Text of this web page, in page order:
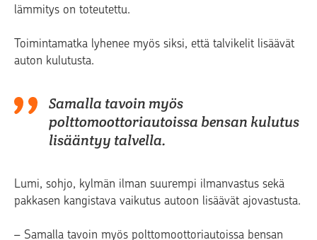
lämmitys on toteutettu.
Toimintamatka lyhenee myös siksi, että talvikelit lisäävät
auton kulutusta.
Samalla tavoin myös
polttomoottoriautoissa bensan kulutus
lisääntyy talvella.
Lumi, sohjo, kylmän ilman suurempi ilmanvastus sekä
pakkasen kangistava vaikutus autoon lisäävät ajovastusta.
– Samalla tavoin myös polttomoottoriautoissa bensan